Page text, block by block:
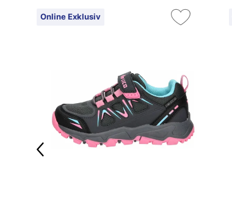
Online Exklusiv